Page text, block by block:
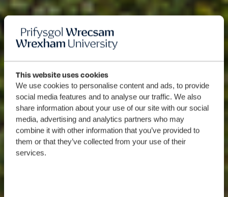
This website uses cookies
We use cookies to personalise content and ads, to provide
social media features and to analyse our traffic. We also
share information about your use of our site with our social
media, advertising and analytics partners who may
combine it with other information that you’ve provided to
them or that they’ve collected from your use of their
services.